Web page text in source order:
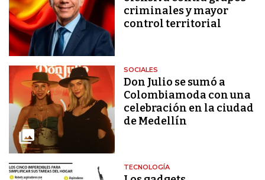
criminales y mayor
control territorial
SOCIALES
Don Julio se sumó a
Colombiamoda con una
celebración en la ciudad
de Medellín
TECNOLOGÍA